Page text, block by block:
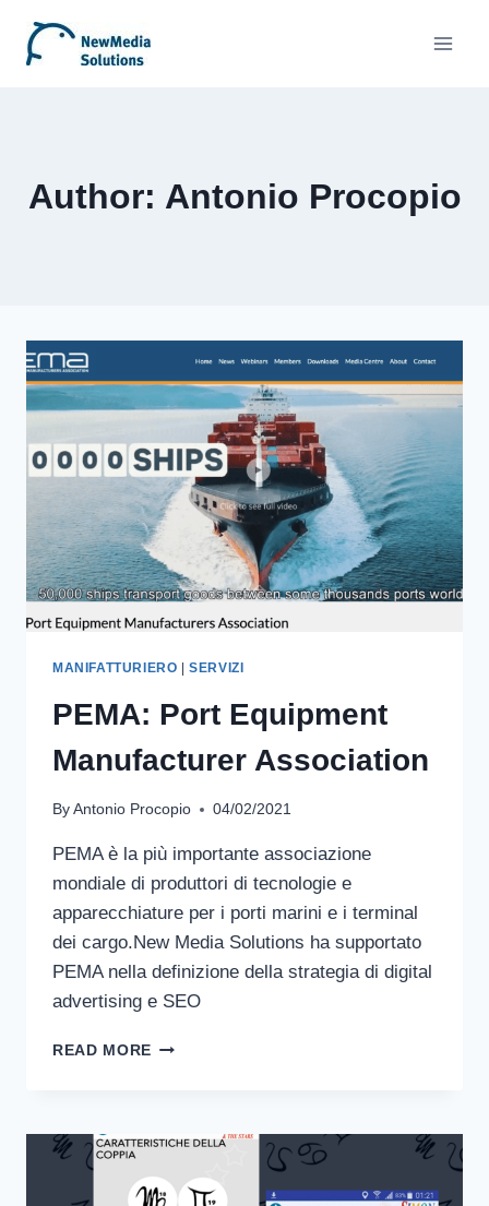
content
Author: Antonio Procopio
MANIFATTURIERO |SERVIZI
PEMA: Port Equipment
Manufacturer Association
By Antonio Procopio 04/02/2021
PEMA è la più importante associazione
mondiale di produttori di tecnologie e
apparecchiature per i porti marini e i terminal
dei cargo.New Media Solutions ha supportato
PEMA nella definizione della strategia di digital
advertising e SEO
READ MORE PEMA:
ASSOCIATION